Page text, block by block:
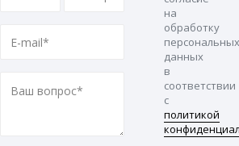
на
обработку
персональных
данных
в
соответствии
с
политикой